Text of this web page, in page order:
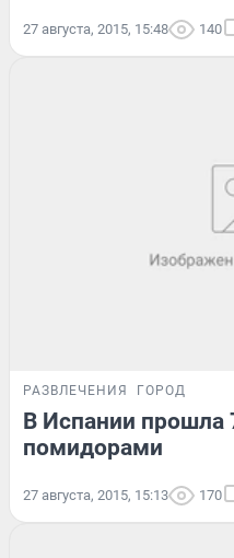
27 августа, 2015, 15:48 140
РАЗВЛЕЧЕНИЯ ГОРОД
В Испании прошла
помидорами
27 августа, 2015, 15:13 170